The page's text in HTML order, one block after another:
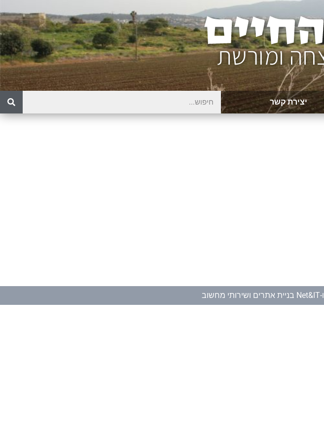
יצירת קשר
ו-Net&IT בניית אתרים ושירותי מחשוב